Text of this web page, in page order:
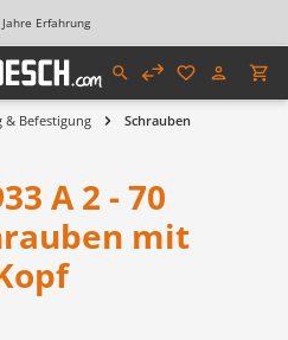
Erfahrung
Befestigung Schrauben
A 2 - 70
mit